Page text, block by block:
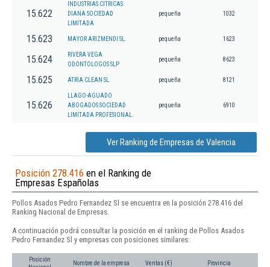
15.622
INDUSTRIAS CITRICAS
DIANA SOCIEDAD
LIMITADA
pequeña 1032
15.623 MAYOR ARIZMENDI SL. pequeña 1623
15.624
RIVERA VEGA
ODONTOLOGOS SLP
pequeña 8623
15.625 ATRIA CLEAN SL. pequeña 8121
15.626
LLAGO-AGUADO
ABOGADOS SOCIEDAD
LIMITADA PROFESIONAL.
pequeña 6910
Ver Ranking de Empresas de Valencia
Posición 278.416 en el Ranking de
Empresas Españolas
Pollos Asados Pedro Fernandez Sl se encuentra en la posición 278.416 del
Ranking Nacional de Empresas.
A continuación podrá consultar la posición en el ranking de Pollos Asados
Pedro Fernandez Sl y empresas con posiciones similares:
Posición
Nombre de la empresa Ventas (€) Provincia